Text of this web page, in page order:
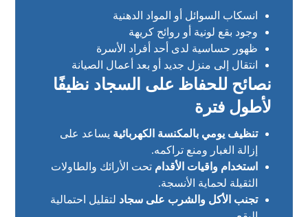
انسكاب السوائل أو المواد الدهنية
وجود بقع لونية أو روائح كريهة
ظهور حساسية لدى أحد أفراد الأسرة
انتقال إلى منزل جديد أو بعد أعمال الصيانة
نصائح للحفاظ على السجاد نظيفًا
لأطول فترة
تنظيف يومي بالمكنسة الكهربائية يساعد على
إزالة الغبار ومنع تراكمه.
استخدام واقيات الأقدام تحت الأرائك والطاولات
الثقيلة لحماية الأنسجة.
تجنب الأكل والشرب على سجاد لتقليل احتمالية